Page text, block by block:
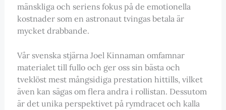
mänskliga och seriens fokus på de emotionella
kostnader som en astronaut tvingas betala är
mycket drabbande.
Vår svenska stjärna Joel Kinnaman omfamnar
materialet till fullo och ger oss sin bästa och
tveklöst mest mångsidiga prestation hittills, vilket
även kan sägas om flera andra i rollistan. Dessutom
är det unika perspektivet på rymdracet och kalla